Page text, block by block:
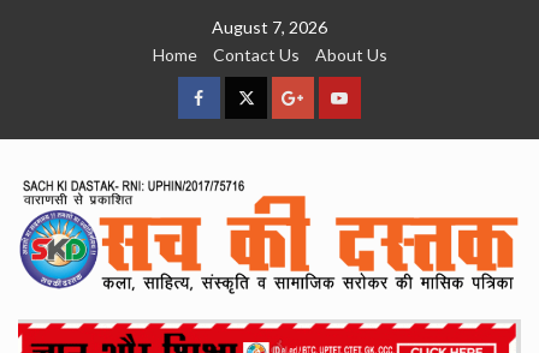
August 7, 2026
Home
Contact Us About Us
facebookTwitterGoogleYouTube